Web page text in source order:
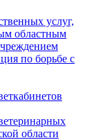
услуг,
областным
по борьбе с
области